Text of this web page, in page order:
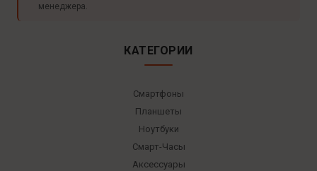
менеджера.
КАТЕГОРИИ
Смартфоны
Планшеты
Ноутбуки
Смарт-Часы
Аксессуары